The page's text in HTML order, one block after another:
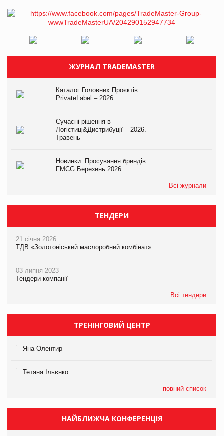
ЖУРНАЛ TRADEMASTER
Каталог Головних Проєктів
PrivateLabel – 2026
Сучасні рішення в
Логістиці&Дистрибуції – 2026.
Травень
Новинки. Просування брендів
FMCG.Березень 2026
Всі журнали
ТЕНДЕРИ
21 січня 2026
ТДВ «Золотоніський маслоробний комбінат»
03 липня 2023
Тендери компанії
Всі тендери
ТРЕНІНГОВИЙ ЦЕНТР
Яна Олентир
Тетяна Ільєнко
повний список
НАЙБЛИЖЧА КОНФЕРЕНЦІЯ